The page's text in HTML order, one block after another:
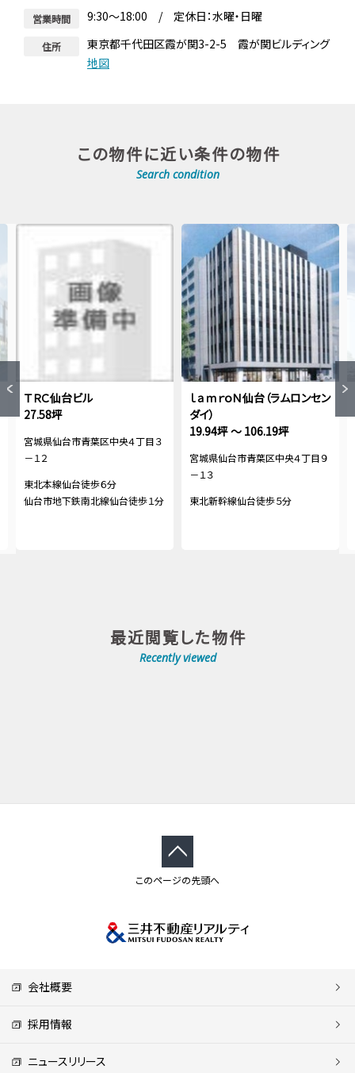
営業時間 9:30～18:00 / 定休日：水曜・日曜
住所
東京都千代田区霞が関3-2-5 霞が関ビルディング
地図
この物件に近い条件の物件
Search condition
ＴＲＣ仙台ビル
27.58坪
宮城県仙台市青葉区中央４丁目３
－１２
東北本線仙台徒歩６分
仙台市地下鉄南北線仙台徒歩１分
ｌａｍｒｏＮ仙台（ラムロンセン
ダイ）
19.94坪 ～ 106.19坪
宮城県仙台市青葉区中央４丁目９
－１３
東北新幹線仙台徒歩５分
最近閲覧した物件
Recently viewed
このページの先頭へ
会社概要
採用情報
ニュースリリース